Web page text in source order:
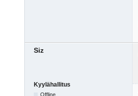
Siz
Kyylähallitus
Offline